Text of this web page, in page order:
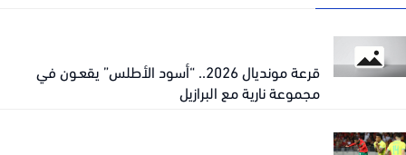
قرعة مونديال 2026.. “أسود الأطلس” يقعـون في
مجموعة نارية مع البرازيل